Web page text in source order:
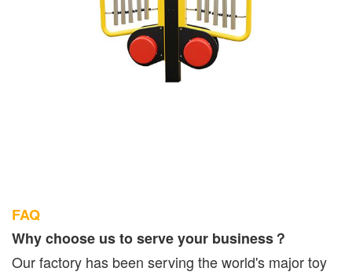
FAQ
Why choose us to serve your business？
Our factory has been serving the world's major toy